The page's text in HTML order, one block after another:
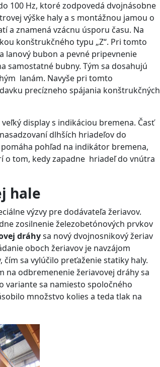
100 Hz, ktoré zodpovedá dvojnásobne
výške haly a s montážnou jamou o
a znamená vzácnu úsporu času. Na
konštrukčného typu „Z“. Pri tomto
lanový bubon a pevné pripevnenie
samostatné bubny. Tým sa dosahujú
lanám. Navyše pri tomto
precízneho spájania konštrukčných
display s indikáciou bremena. Časť
dlhších hriadeľov do
pohľad na indikátor bremena,
tom, kedy zapadne hriadeľ do vnútra
hale
výzvy pre dodávateľa žeriavov.
zosilnenie železobetónových prvkov
dráhysa nový dvojnosnikový žeriav
oboch žeriavov je navzájom
sa vylúčilo preťaženie statiky haly.
na odbremenenie žeriavovej dráhy sa
variante sa namiesto spoločného
množstvo kolies a teda tlak na